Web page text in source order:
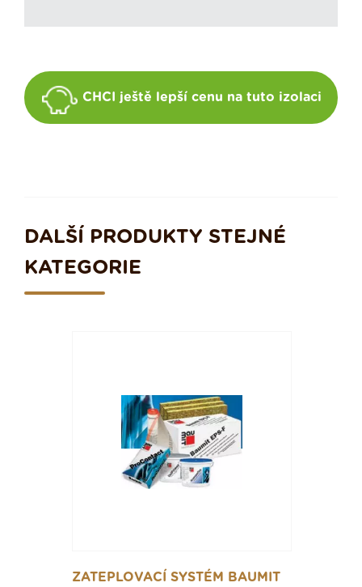
CHCI ještě lepší cenu na tuto izolaci
DALŠÍ PRODUKTY STEJNÉ
KATEGORIE
ZATEPLOVACÍ SYSTÉM BAUMIT